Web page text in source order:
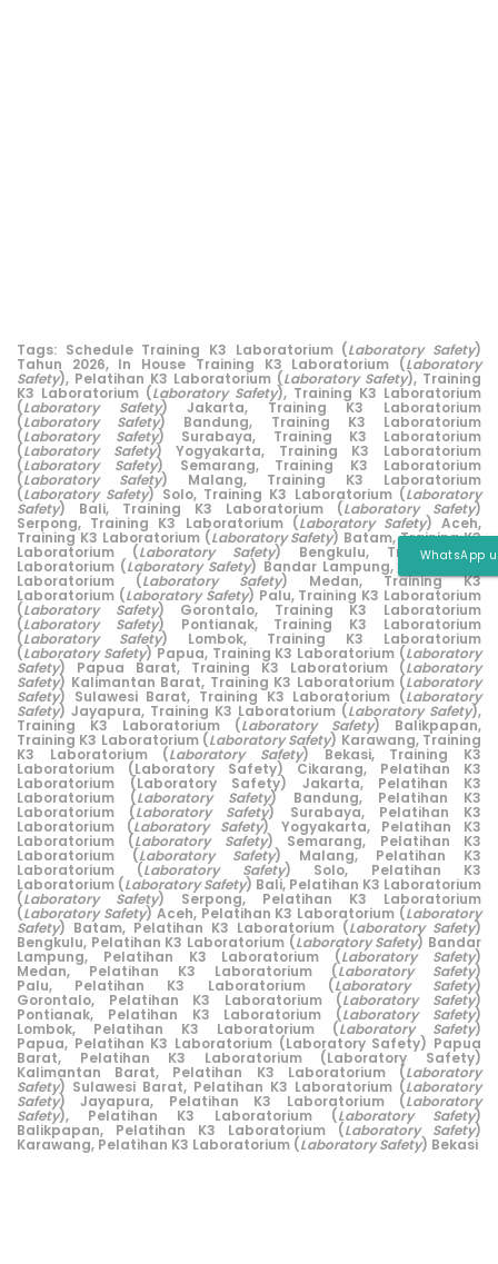
Tags: Schedule Training K3 Laboratorium (Laboratory Safety)
Tahun 2026, In House Training K3 Laboratorium (Laboratory
Safety), Pelatihan K3 Laboratorium (Laboratory Safety), Training
K3 Laboratorium (Laboratory Safety), Training K3 Laboratorium
(Laboratory Safety) Jakarta, Training K3 Laboratorium
(Laboratory Safety) Bandung, Training K3 Laboratorium
(Laboratory Safety) Surabaya, Training K3 Laboratorium
(Laboratory Safety) Yogyakarta, Training K3 Laboratorium
(Laboratory Safety) Semarang, Training K3 Laboratorium
(Laboratory Safety) Malang, Training K3 Laboratorium
(Laboratory Safety) Solo, Training K3 Laboratorium (Laboratory
Safety) Bali, Training K3 Laboratorium (Laboratory Safety)
Serpong, Training K3 Laboratorium (Laboratory Safety) Aceh,
Training K3 Laboratorium (Laboratory Safety) Batam, Training K3
Laboratorium (Laboratory Safety) Bengkulu, Training K3
Laboratorium (Laboratory Safety) Bandar Lampung, Training K3
Laboratorium (Laboratory Safety) Medan, Training K3
Laboratorium (Laboratory Safety) Palu, Training K3 Laboratorium
(Laboratory Safety) Gorontalo, Training K3 Laboratorium
(Laboratory Safety) Pontianak, Training K3 Laboratorium
(Laboratory Safety) Lombok, Training K3 Laboratorium
(Laboratory Safety) Papua, Training K3 Laboratorium (Laboratory
Safety) Papua Barat, Training K3 Laboratorium (Laboratory
Safety) Kalimantan Barat, Training K3 Laboratorium (Laboratory
Safety) Sulawesi Barat, Training K3 Laboratorium (Laboratory
Safety) Jayapura, Training K3 Laboratorium (Laboratory Safety),
Training K3 Laboratorium (Laboratory Safety) Balikpapan,
Training K3 Laboratorium (Laboratory Safety) Karawang, Training
K3 Laboratorium (Laboratory Safety) Bekasi, Training K3
Laboratorium (Laboratory Safety) Cikarang, Pelatihan K3
Laboratorium (Laboratory Safety) Jakarta, Pelatihan K3
Laboratorium (Laboratory Safety) Bandung, Pelatihan K3
Laboratorium (Laboratory Safety) Surabaya, Pelatihan K3
Laboratorium (Laboratory Safety) Yogyakarta, Pelatihan K3
Laboratorium (Laboratory Safety) Semarang, Pelatihan K3
Laboratorium (Laboratory Safety) Malang, Pelatihan K3
Laboratorium (Laboratory Safety) Solo, Pelatihan K3
Laboratorium (Laboratory Safety) Bali, Pelatihan K3 Laboratorium
(Laboratory Safety) Serpong, Pelatihan K3 Laboratorium
(Laboratory Safety) Aceh, Pelatihan K3 Laboratorium (Laboratory
Safety) Batam, Pelatihan K3 Laboratorium (Laboratory Safety)
Bengkulu, Pelatihan K3 Laboratorium (Laboratory Safety) Bandar
Lampung, Pelatihan K3 Laboratorium (Laboratory Safety)
Medan, Pelatihan K3 Laboratorium (Laboratory Safety)
Palu, Pelatihan K3 Laboratorium (Laboratory Safety)
Gorontalo, Pelatihan K3 Laboratorium (Laboratory Safety)
Pontianak, Pelatihan K3 Laboratorium (Laboratory Safety)
Lombok, Pelatihan K3 Laboratorium (Laboratory Safety)
Papua, Pelatihan K3 Laboratorium (Laboratory Safety) Papua
Barat, Pelatihan K3 Laboratorium (Laboratory Safety)
Kalimantan Barat, Pelatihan K3 Laboratorium (Laboratory
Safety) Sulawesi Barat, Pelatihan K3 Laboratorium (Laboratory
Safety) Jayapura, Pelatihan K3 Laboratorium (Laboratory
Safety), Pelatihan K3 Laboratorium (Laboratory Safety)
Balikpapan, Pelatihan K3 Laboratorium (Laboratory Safety)
Karawang, Pelatihan K3 Laboratorium (Laboratory Safety) Bekasi
WhatsApp